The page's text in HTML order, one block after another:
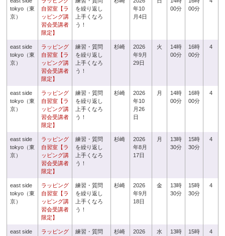
tokyo（東
京）
自習室【ラ
ッピング講
習会受講者
限定】
を繰り返し
上手くなろ
う！
年10
月4日
00分
00分
east side
tokyo（東
京）
ラッピング
自習室【ラ
ッピング講
習会受講者
限定】
練習・質問
を繰り返し
上手くなろ
う！
杉崎
2026
年9月
29日
火
14時
00分
16時
00分
4
east side
tokyo（東
京）
ラッピング
自習室【ラ
ッピング講
習会受講者
限定】
練習・質問
を繰り返し
上手くなろ
う！
杉崎
2026
年10
月26
日
月
14時
00分
16時
00分
4
east side
tokyo（東
京）
ラッピング
自習室【ラ
ッピング講
習会受講者
限定】
練習・質問
を繰り返し
上手くなろ
う！
杉崎
2026
年8月
17日
月
13時
30分
15時
30分
4
east side
tokyo（東
京）
ラッピング
自習室【ラ
ッピング講
習会受講者
限定】
練習・質問
を繰り返し
上手くなろ
う！
杉崎
2026
年9月
18日
金
13時
30分
15時
30分
4
east side
ラッピング
練習・質問
杉崎
2026
水
13時
15時
4